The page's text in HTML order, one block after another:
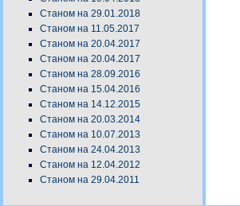
Станом на 29.01.2018
Станом на 11.05.2017
Станом на 20.04.2017
Станом на 20.04.2017
Станом на 28.09.2016
Станом на 15.04.2016
Станом на 14.12.2015
Станом на 20.03.2014
Станом на 10.07.2013
Станом на 24.04.2013
Станом на 12.04.2012
Станом на 29.04.2011